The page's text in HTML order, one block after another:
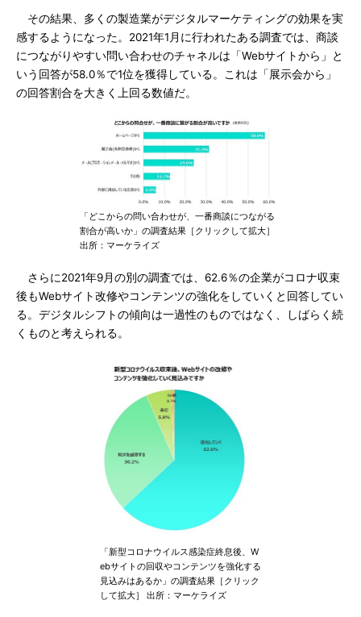
その結果、多くの製造業がデジタルマーケティングの効果を実
感するようになった。2021年1月に行われたある調査では、商談
につながりやすい問い合わせのチャネルは「Webサイトから」と
いう回答が58.0％で1位を獲得している。これは「展示会から」
の回答割合を大きく上回る数値だ。
「どこからの問い合わせが、一番商談につながる
割合が高いか」の調査結果［クリックして拡大］
出所：マーケライズ
さらに2021年9月の別の調査では、62.6％の企業がコロナ収束
後もWebサイト改修やコンテンツの強化をしていくと回答してい
る。デジタルシフトの傾向は一過性のものではなく、しばらく続
くものと考えられる。
「新型コロナウイルス感染症終息後、W
ebサイトの回収やコンテンツを強化する
見込みはあるか」の調査結果［クリック
して拡大］ 出所：マーケライズ